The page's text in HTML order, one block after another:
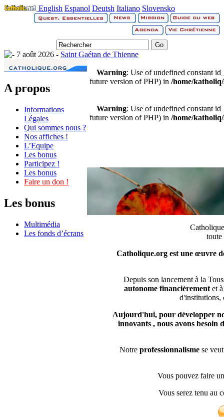
English Espanol Deutsh Italiano Slovensko
7 août 2026 - Saint Gaétan de Thienne
A propos
Informations
Légales
Qui sommes nous ?
Nos affiches !
L’Equipe
Les bonus
Participez !
Les bonus
Faire un don !
Les bonus
Multimédia
Les fonds d’écrans
Warning: Use of undefined constant
future version of PHP) in /home/
Warning: Use of undefined constant
future version of PHP) in /home/
toute
Catholique.org est une œuvre
Depuis son lancement à la
autonome financièrement et
d'institutions,
Aujourd'hui, pour développer
innovants , nous avons besoin
Notre professionnalisme se
Vous pouvez faire
Vous serez tenu au